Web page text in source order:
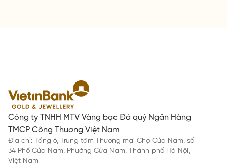
Công ty TNHH MTV Vàng bạc Đá quý Ngân Hàng
TMCP Công Thương Việt Nam
Địa chỉ: Tầng 6, Trung tâm Thương mại Chợ Cửa Nam, số
34 Phố Cửa Nam, Phường Cửa Nam, Thành phố Hà Nội,
Việt Nam